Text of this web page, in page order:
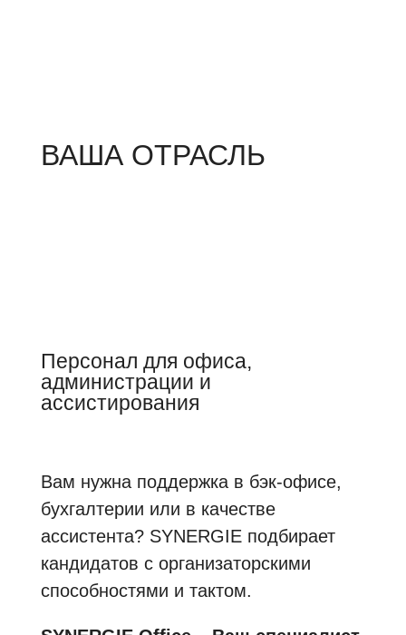
ВАША ОТРАСЛЬ
Персонал для офиса,
администрации и
ассистирования
Вам нужна поддержка в бэк-офисе,
бухгалтерии или в качестве
ассистента? SYNERGIE подбирает
кандидатов с организаторскими
способностями и тактом.